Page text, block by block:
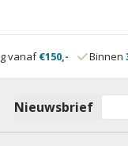
vanaf€150,- Binnen
Nieuwsbrief